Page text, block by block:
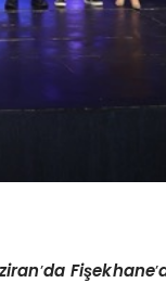
’da Fişekhane’